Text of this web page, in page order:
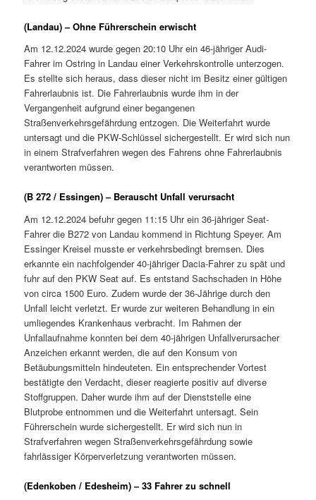
(Landau) – Ohne Führerschein erwischt
Am 12.12.2024 wurde gegen 20:10 Uhr ein 46-jähriger Audi-
Fahrer im Ostring in Landau einer Verkehrskontrolle unterzogen.
Es stellte sich heraus, dass dieser nicht im Besitz einer gültigen
Fahrerlaubnis ist. Die Fahrerlaubnis wurde ihm in der
Vergangenheit aufgrund einer begangenen
Straßenverkehrsgefährdung entzogen. Die Weiterfahrt wurde
untersagt und die PKW-Schlüssel sichergestellt. Er wird sich nun
in einem Strafverfahren wegen des Fahrens ohne Fahrerlaubnis
verantworten müssen.
(B 272 / Essingen) – Berauscht Unfall verursacht
Am 12.12.2024 befuhr gegen 11:15 Uhr ein 36-jähriger Seat-
Fahrer die B272 von Landau kommend in Richtung Speyer. Am
Essinger Kreisel musste er verkehrsbedingt bremsen. Dies
erkannte ein nachfolgender 40-jähriger Dacia-Fahrer zu spät und
fuhr auf den PKW Seat auf. Es entstand Sachschaden in Höhe
von circa 1500 Euro. Zudem wurde der 36-Jährige durch den
Unfall leicht verletzt. Er wurde zur weiteren Behandlung in ein
umliegendes Krankenhaus verbracht. Im Rahmen der
Unfallaufnahme konnten bei dem 40-jährigen Unfallverursacher
Anzeichen erkannt werden, die auf den Konsum von
Betäubungsmitteln hindeuteten. Ein entsprechender Vortest
bestätigte den Verdacht, dieser reagierte positiv auf diverse
Stoffgruppen. Daher wurde ihm auf der Dienststelle eine
Blutprobe entnommen und die Weiterfahrt untersagt. Sein
Führerschein wurde sichergestellt. Er wird sich nun in
Strafverfahren wegen Straßenverkehrsgefährdung sowie
fahrlässiger Körperverletzung verantworten müssen.
(Edenkoben / Edesheim) – 33 Fahrer zu schnell